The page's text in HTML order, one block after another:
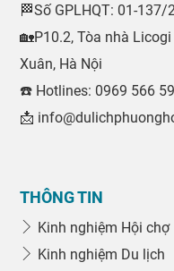
🏁Số GPLHQT: 01-
🏡P10.2, Tòa nhà
Xuân, Hà Nội
☎️ Hotlines: 0969 566
📩
THÔNG TIN
Kinh nghiệm Hội chợ
Kinh nghiệm Du lịch